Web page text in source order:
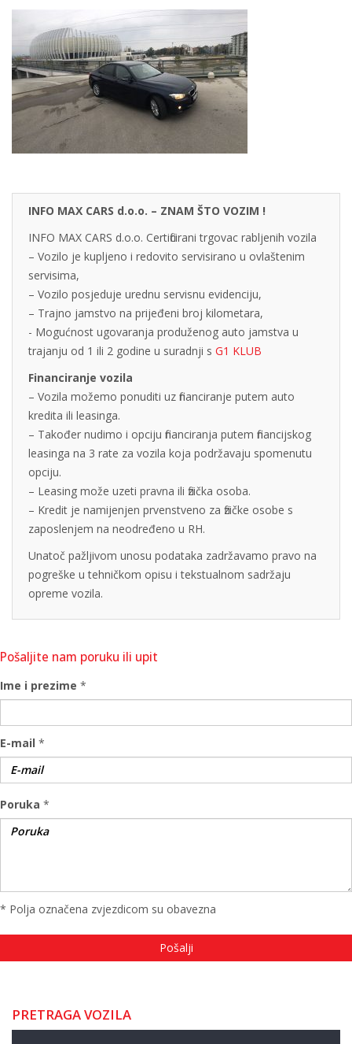
INFO MAX CARS d.o.o. – ZNAM ŠTO VOZIM !
INFO MAX CARS d.o.o. Certificirani trgovac rabljenih vozila
– Vozilo je kupljeno i redovito servisirano u ovlaštenim
servisima,
– Vozilo posjeduje urednu servisnu evidenciju,
– Trajno jamstvo na prijeđeni broj kilometara,
- Mogućnost ugovaranja produženog auto jamstva u
trajanju od 1 ili 2 godine u suradnji s G1 KLUB
Financiranje vozila
– Vozila možemo ponuditi uz financiranje putem auto
kredita ili leasinga.
– Također nudimo i opciju financiranja putem financijskog
leasinga na 3 rate za vozila koja podržavaju spomenutu
opciju.
– Leasing može uzeti pravna ili fizička osoba.
– Kredit je namijenjen prvenstveno za fizičke osobe s
zaposlenjem na neodređeno u RH.
Unatoč pažljivom unosu podataka zadržavamo pravo na
pogreške u tehničkom opisu i tekstualnom sadržaju
opreme vozila.
Pošaljite nam poruku ili upit
Ime i prezime *
E-mail *
Poruka *
* Polja označena zvjezdicom su obavezna
PRETRAGA VOZILA